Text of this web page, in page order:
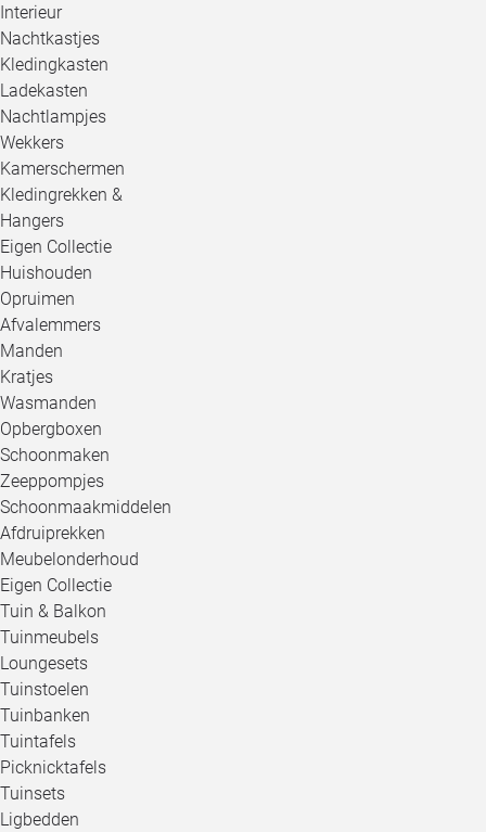
Interieur
Nachtkastjes
Kledingkasten
Ladekasten
Nachtlampjes
Wekkers
Kamerschermen
Kledingrekken &
Hangers
Eigen Collectie
Huishouden
Opruimen
Afvalemmers
Manden
Kratjes
Wasmanden
Opbergboxen
Schoonmaken
Zeeppompjes
Schoonmaakmiddelen
Afdruiprekken
Meubelonderhoud
Eigen Collectie
Tuin & Balkon
Tuinmeubels
Loungesets
Tuinstoelen
Tuinbanken
Tuintafels
Picknicktafels
Tuinsets
Ligbedden